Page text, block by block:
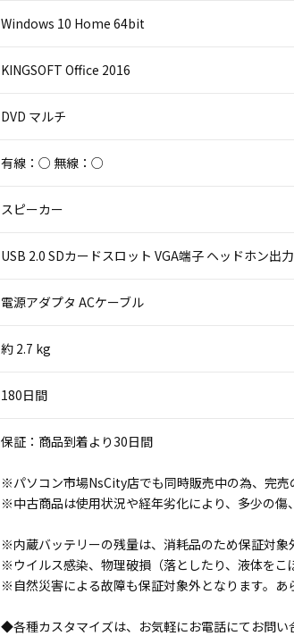
Windows 10 Home 64bit
KINGSOFT Office 2016
DVD マルチ
有線：○ 無線：○
スピーカー
USB 2.0 SDカードスロット VGA端子 ヘッドホン出
電源アダプタ ACケーブル
約 2.7 kg
180日間
保証：商品到着より30日間
※パソコン市場NsCity店でも同時販売中の為、完売
※中古商品は使用状況や経年劣化により、多少の傷
※内蔵バッテリーの残量は、消耗品のため保証対象
※ウイルス感染、物理破損（落としたり、液体をこ
※自然災害による故障も保証対象外となります。あ
◆各種カスタマイズは、お気軽にお電話にてお問